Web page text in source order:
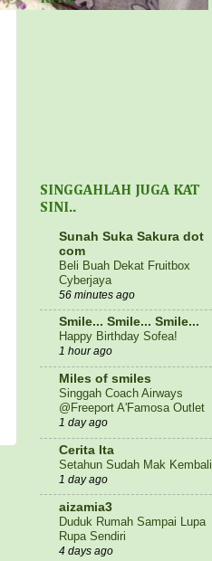
SINGGAHLAH JUGA KAT
SINI..
Sunah Suka Sakura dot
com
Beli Buah Dekat Fruitbox
Cyberjaya
56 minutes ago
Smile... Smile... Smile...
Happy Birthday Sofea!
1 hour ago
Miles of smiles
Singgah Coach Airways
@Freeport A'Famosa Outlet
1 day ago
Cerita Ita
Setahun Sudah Mak Kembali
1 day ago
aizamia3
Duduk Rumah Sampai Lupa
Rupa Sendiri
4 days ago